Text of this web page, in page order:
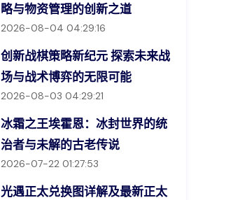
略与物资管理的创新之道
2026-08-04 04:29:16
创新战棋策略新纪元 探索未来战
场与战术博弈的无限可能
2026-08-03 04:29:21
冰霜之王埃霍恩：冰封世界的统
治者与未解的古老传说
2026-07-22 01:27:53
光遇正太兑换图详解及最新正太